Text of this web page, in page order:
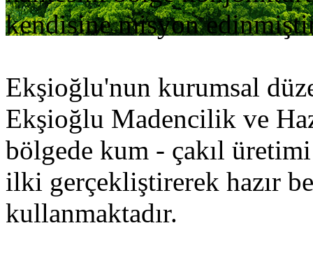
kendisine misyon
Ekşioğlu'nun kurumsal
Ekşioğlu Madencilik ve
bölgede kum - çakıl
ilki gerçekliştirerek hazır
kullanmaktadır.